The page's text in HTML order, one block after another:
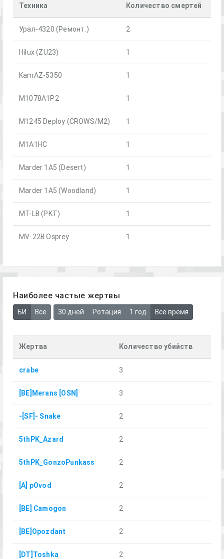
Техника Количество смертей
Урал-4320 (Ремонт.) 2
Hilux (ZU23) 1
KamAZ-5350 1
M1078A1P2 1
M1245 Deploy (CROWS/M2) 1
M1A1HC 1
Marder 1A5 (Desert) 1
Marder 1A5 (Woodland) 1
MT-LB (PKT) 1
MV-22B Osprey 1
Наиболее частые жертвы
БИ Все 30 дней Ротация 1 год Всё время
Жертва Количество убийств
crabe 3
[BE]Merans [OSN] 3
-[SF]- Snake 2
5thPK_Azard 2
5thPK_GonzoPunkass 2
[A] pOvod 2
[BE] Camogon 2
[BE]Opozdant 2
[DT]Toshka 2